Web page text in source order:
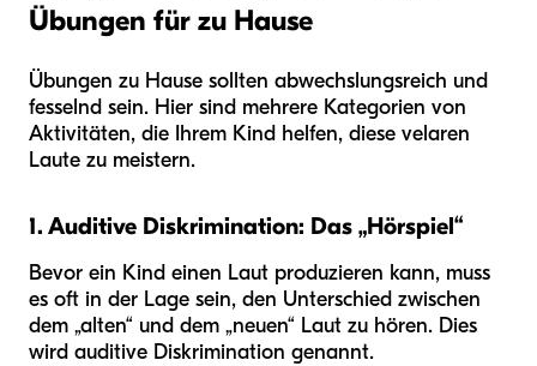
Übungen für zu Hause
Übungen zu Hause sollten abwechslungsreich und
fesselnd sein. Hier sind mehrere Kategorien von
Aktivitäten, die Ihrem Kind helfen, diese velaren
Laute zu meistern.
1. Auditive Diskrimination: Das „Hörspiel“
Bevor ein Kind einen Laut produzieren kann, muss
es oft in der Lage sein, den Unterschied zwischen
dem „alten“ und dem „neuen“ Laut zu hören. Dies
wird auditive Diskrimination genannt.